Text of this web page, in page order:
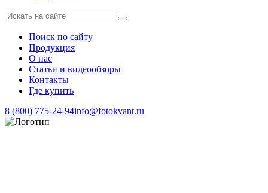
Поиск по сайту
Продукция
О нас
Статьи и видеообзоры
Контакты
Где купить
8 (800) 775-24-94info@fotokvant.ru